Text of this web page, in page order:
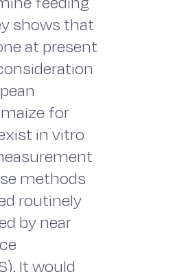
shows that
at present
for
in vitro
methods
routinely
by near
It would